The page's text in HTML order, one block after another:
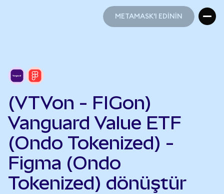
METAMASK'I EDİNİN
(VTVon - FIGon)
Vanguard Value ETF
(Ondo Tokenized) -
Figma (Ondo
Tokenized) dönüştür